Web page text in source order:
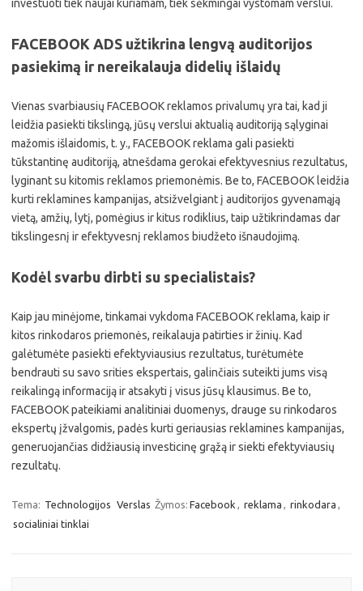
investuoti tiek naujai kuriamam, tiek sėkmingai vystomam verslui.
FACEBOOK ADS užtikrina lengvą auditorijos
pasiekimą ir nereikalauja didelių išlaidų
Vienas svarbiausių FACEBOOK reklamos privalumų yra tai, kad ji
leidžia pasiekti tikslingą, jūsų verslui aktualią auditoriją sąlyginai
mažomis išlaidomis, t. y., FACEBOOK reklama gali pasiekti
tūkstantinę auditoriją, atnešdama gerokai efektyvesnius rezultatus,
lyginant su kitomis reklamos priemonėmis. Be to, FACEBOOK leidžia
kurti reklamines kampanijas, atsižvelgiant į auditorijos gyvenamąją
vietą, amžių, lytį, pomėgius ir kitus rodiklius, taip užtikrindamas dar
tikslingesnį ir efektyvesnį reklamos biudžeto išnaudojimą.
Kodėl svarbu dirbti su specialistais?
Kaip jau minėjome, tinkamai vykdoma FACEBOOK reklama, kaip ir
kitos rinkodaros priemonės, reikalauja patirties ir žinių. Kad
galėtumėte pasiekti efektyviausius rezultatus, turėtumėte
bendrauti su savo srities ekspertais, galinčiais suteikti jums visą
reikalingą informaciją ir atsakyti į visus jūsų klausimus. Be to,
FACEBOOK pateikiami analitiniai duomenys, drauge su rinkodaros
ekspertų įžvalgomis, padės kurti geriausias reklamines kampanijas,
generuojančias didžiausią investicinę grąžą ir siekti efektyviausių
rezultatų.
Tema: Technologijos Verslas Žymos: Facebook , reklama , rinkodara ,
socialiniai tinklai